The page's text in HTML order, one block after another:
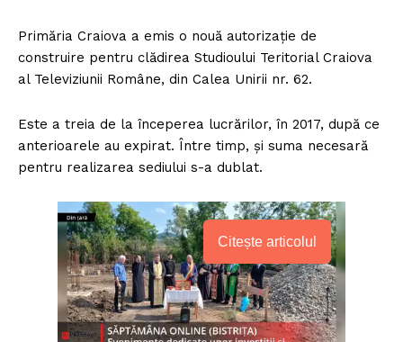
Primăria Craiova a emis o nouă autorizație de
construire pentru clădirea Studioului Teritorial Craiova
al Televiziunii Române, din Calea Unirii nr. 62.
Este a treia de la începerea lucrărilor, în 2017, după ce
anterioarele au expirat. Între timp, și suma necesară
pentru realizarea sediului s-a dublat.
Citește articolul